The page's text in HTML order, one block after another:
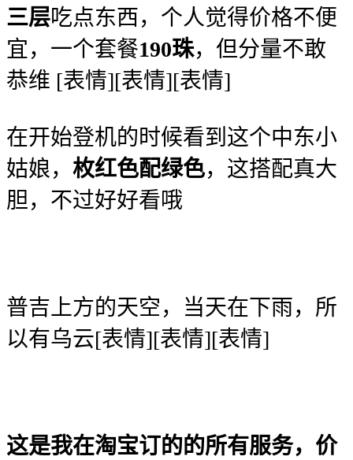
三层吃点东西，个人觉得价格不便
宜，一个套餐190珠，但分量不敢
恭维 [表情][表情][表情]
在开始登机的时候看到这个中东小
姑娘， 枚红色配绿色，这搭配真大
胆，不过好好看哦
普吉上方的天空，当天在下雨，所
以有乌云[表情][表情][表情]
这是我在淘宝订的的所有服务，价